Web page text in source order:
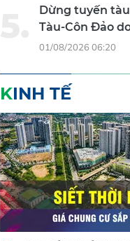
Dừng tuyến
Tàu-Côn Đảo
01/08/2026 06:20
KINH TẾ